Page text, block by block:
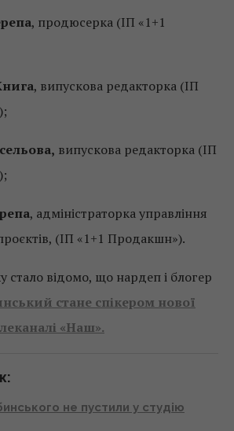
, продюсерка (ІП «1+1
, випускова редакторка (ІП
випускова редакторка (ІП
, адміністраторка управління
(ІП «1+1 Продакшн»).
стало відомо, що нардеп і блогер
стане спікером нової
«Наш».
не пустили у студію